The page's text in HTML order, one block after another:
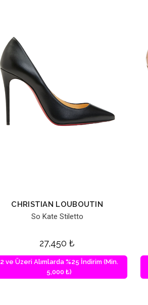
CHRISTIAN LOUBOUTIN
So Kate Stiletto
27,450₺
2 ve Üzeri Alımlarda %25 İndirim (Min.
5,000 ₺)